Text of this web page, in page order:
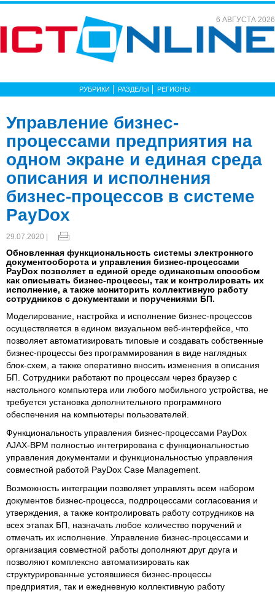
6 АВГУСТА 2026
РУБРИКИ РАЗДЕЛЫ РЕГИОНЫ
Управление бизнес-
процессами предприятия на
одном экране и единая среда
описания и исполнения
бизнес-процессов в системе
PayDox
29.07.2020 |
Обновленная функциональность системы электронного
документооборота и управления бизнес-процессами
PayDox позволяет в единой среде одинаковым способом
как описывать бизнес-процессы, так и контролировать их
исполнение, а также мониторить коллективную работу
сотрудников с документами и поручениями БП.
Моделирование, настройка и исполнение бизнес-процессов
осуществляется в едином визуальном веб-интерфейсе, что
позволяет автоматизировать типовые и создавать собственные
бизнес-процессы без программирования в виде наглядных
блок-схем, а также оперативно вносить изменения в описания
БП. Сотрудники работают по процессам через браузер с
настольного компьютера или любого мобильного устройства, не
требуется установка дополнительного программного
обеспечения на компьютеры пользователей.
Функциональность управления бизнес-процессами PayDox
AJAX-BPM полностью интегрирована с функциональностью
управления документами и функциональностью управления
совместной работой PayDox Case Management.
Возможность интеграции позволяет управлять всем набором
документов бизнес-процесса, подпроцессами согласования и
утверждения, а также контролировать работу сотрудников на
всех этапах БП, назначать любое количество поручений и
отмечать их исполнение. Управление бизнес-процессами и
организация совместной работы дополняют друг друга и
позволяют комплексно автоматизировать как
структурированные устоявшиеся бизнес-процессы
предприятия, так и ежедневную коллективную работу